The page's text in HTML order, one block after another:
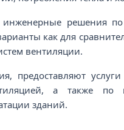
решения по
как для
вентиляции.
предоставляют
а также по
зданий.